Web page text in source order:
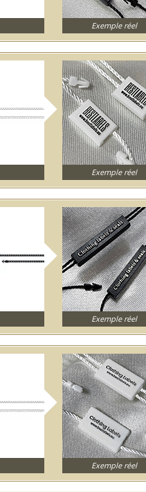
Exemple réel
Exemple réel
Exemple réel
Exemple réel